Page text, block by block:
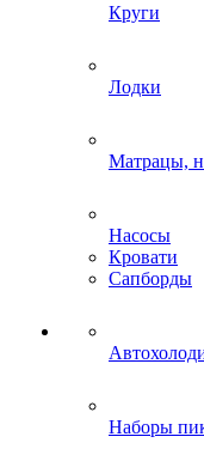
Круги
Лодки
Матрацы,
Насосы
Кровати
Сапборды
Наборы